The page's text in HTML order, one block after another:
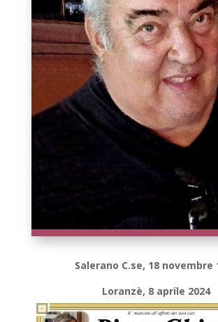
Salerano C.se, 18 novembre
Loranzè, 8 aprile 2024